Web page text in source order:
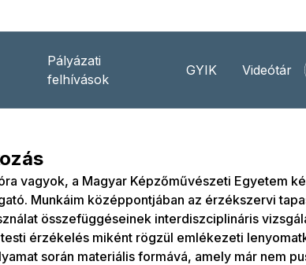
Pályázati
felhívások
GYIK Videótár
vagyok, a Magyar Képzőművészeti Egyetem
Munkáim középpontjában az érzékszervi
összefüggéseinek interdiszciplináris
érzékelés miként rögzül emlékezeti
során materiális formává, amely már nem